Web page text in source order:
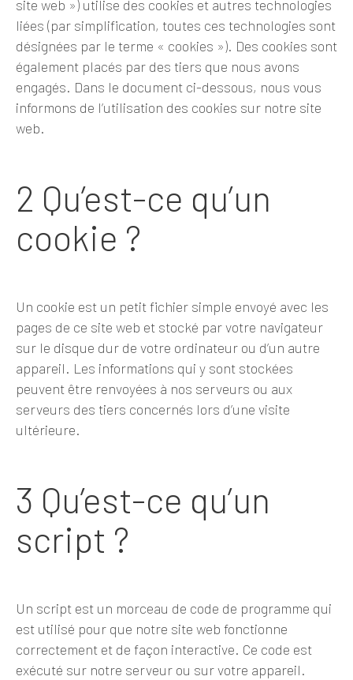
site web ») utilise des cookies et autres technologies
liées (par simplification, toutes ces technologies sont
désignées par le terme « cookies »). Des cookies sont
également placés par des tiers que nous avons
engagés. Dans le document ci-dessous, nous vous
informons de l’utilisation des cookies sur notre site
web.
2 Qu’est-ce qu’un
cookie ?
Un cookie est un petit fichier simple envoyé avec les
pages de ce site web et stocké par votre navigateur
sur le disque dur de votre ordinateur ou d’un autre
appareil. Les informations qui y sont stockées
peuvent être renvoyées à nos serveurs ou aux
serveurs des tiers concernés lors d’une visite
ultérieure.
3 Qu’est-ce qu’un
script ?
Un script est un morceau de code de programme qui
est utilisé pour que notre site web fonctionne
correctement et de façon interactive. Ce code est
exécuté sur notre serveur ou sur votre appareil.